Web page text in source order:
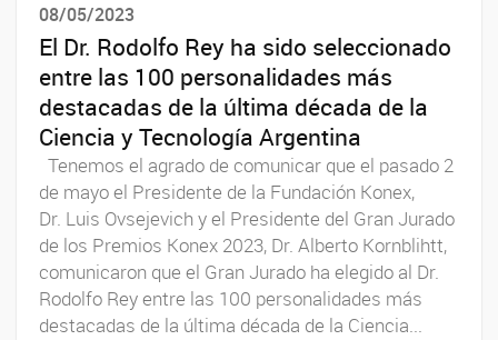
08/05/2023
El Dr. Rodolfo Rey ha sido seleccionado
entre las 100 personalidades más
destacadas de la última década de la
Ciencia y Tecnología Argentina
Tenemos el agrado de comunicar que el pasado 2
de mayo el Presidente de la Fundación Konex,
Dr. Luis Ovsejevich y el Presidente del Gran Jurado
de los Premios Konex 2023, Dr. Alberto Kornblihtt,
comunicaron que el Gran Jurado ha elegido al Dr.
Rodolfo Rey entre las 100 personalidades más
destacadas de la última década de la Ciencia...